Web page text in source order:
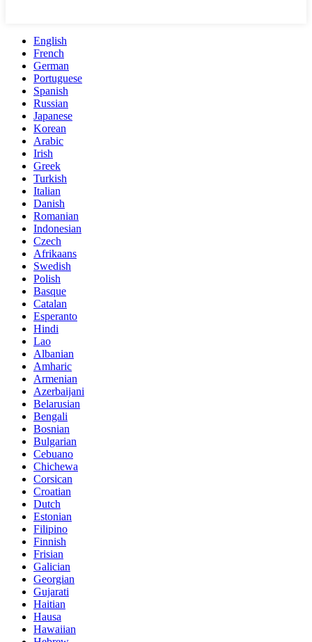
English
French
German
Portuguese
Spanish
Russian
Japanese
Korean
Arabic
Irish
Greek
Turkish
Italian
Danish
Romanian
Indonesian
Czech
Afrikaans
Swedish
Polish
Basque
Catalan
Esperanto
Hindi
Lao
Albanian
Amharic
Armenian
Azerbaijani
Belarusian
Bengali
Bosnian
Bulgarian
Cebuano
Chichewa
Corsican
Croatian
Dutch
Estonian
Filipino
Finnish
Frisian
Galician
Georgian
Gujarati
Haitian
Hausa
Hawaiian